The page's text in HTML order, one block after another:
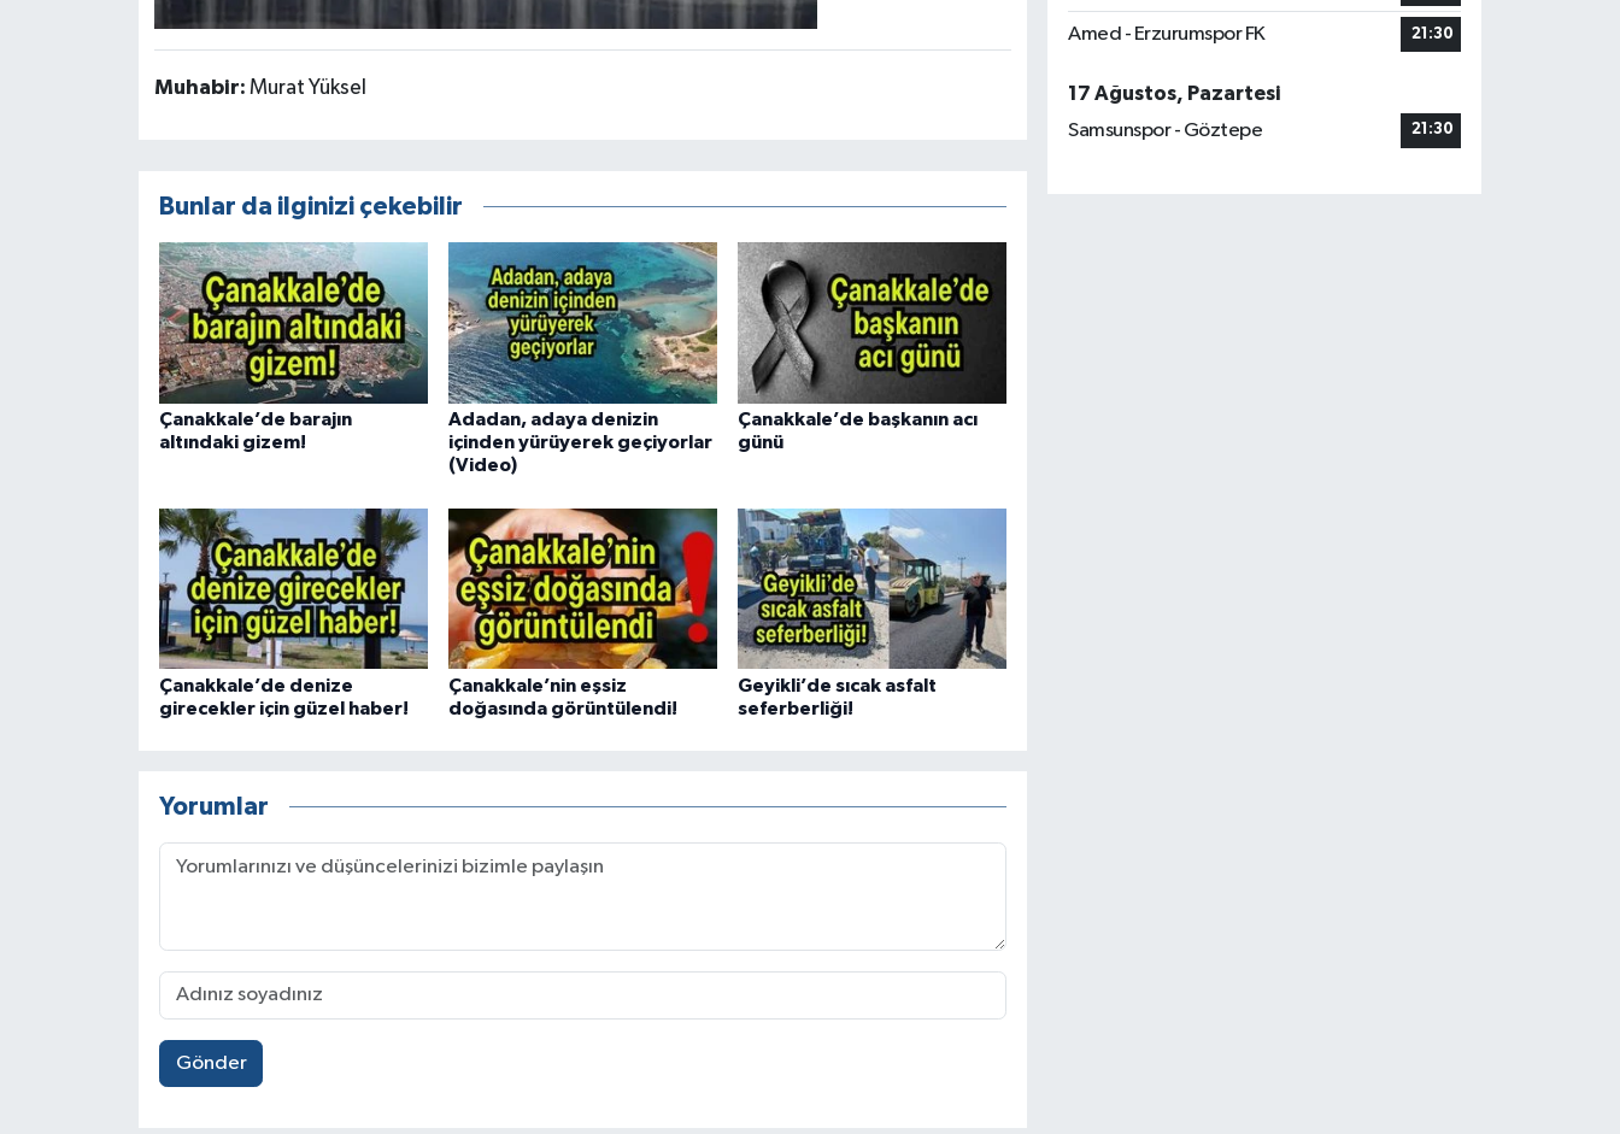
Muhabir: Murat Yüksel
Bunlar da ilginizi çekebilir
Çanakkale’de barajın
altındaki gizem!
Adadan, adaya denizin
içinden yürüyerek geçiyorlar
(Video)
Çanakkale’de başkanın acı
günü
Çanakkale’de denize
girecekler için güzel haber!
Çanakkale’nin eşsiz
doğasında görüntülendi!
Geyikli’de sıcak asfalt
seferberliği!
Yorumlar
Gönder
Amed - Erzurumspor FK 21:30
17 Ağustos, Pazartesi
Samsunspor - Göztepe
21:30